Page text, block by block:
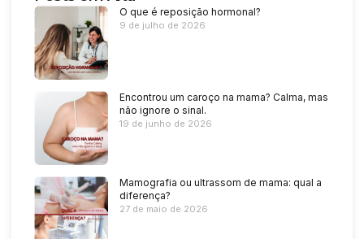
O que é reposição hormonal?
9 de julho de 2026
Encontrou um caroço na mama? Calma, mas
não ignore o sinal.
19 de junho de 2026
Mamografia ou ultrassom de mama: qual a
diferença?
27 de maio de 2026